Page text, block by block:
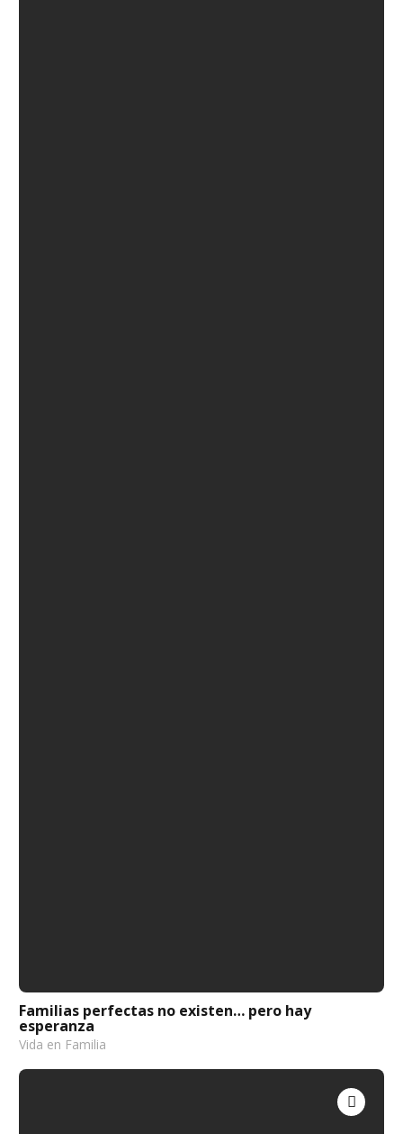
Familias perfectas no existen… pero hay
esperanza
Vida en Familia